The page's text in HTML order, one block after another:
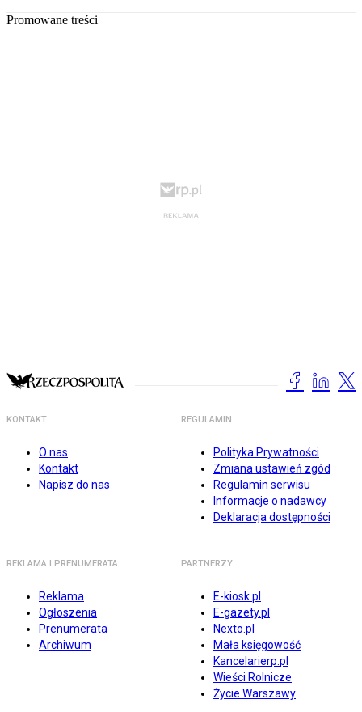
Promowane treści
KONTAKT
O nas
Kontakt
Napisz do nas
REGULAMIN
Polityka Prywatności
Zmiana ustawień zgód
Regulamin serwisu
Informacje o nadawcy
Deklaracja dostępności
REKLAMA I PRENUMERATA
Reklama
Ogłoszenia
Prenumerata
Archiwum
PARTNERZY
E-kiosk.pl
E-gazety.pl
Nexto.pl
Mała księgowość
Kancelarierp.pl
Wieści Rolnicze
Życie Warszawy